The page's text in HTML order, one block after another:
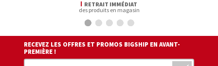
RETRAIT IMMÉDIAT
des produits en magasin
RECEVEZ LES OFFRES ET PROMOS BIGSHIP EN AVANT-
PREMIÈRE !